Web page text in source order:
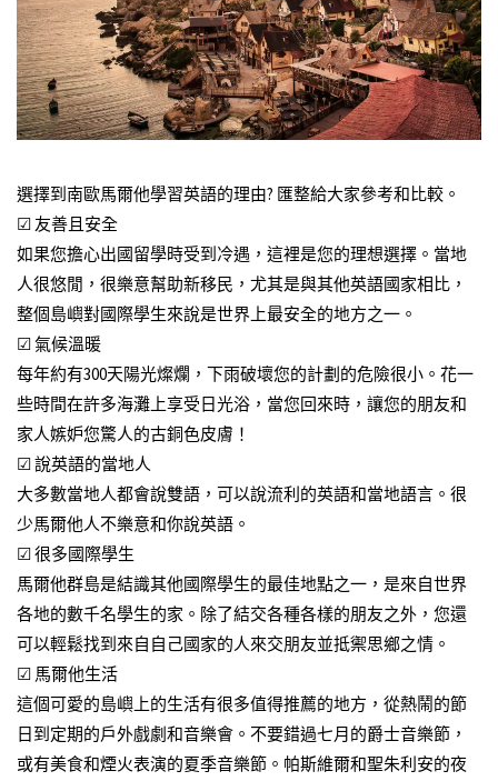
選擇到南歐馬爾他學習英語的理由? 匯整給大家參考和比較。
☑ 友善且安全
如果您擔心出國留學時受到冷遇，這裡是您的理想選擇。當地
人很悠閒，很樂意幫助新移民，尤其是與其他英語國家相比，
整個島嶼對國際學生來說是世界上最安全的地方之一。
☑ 氣候溫暖
每年約有300天陽光燦爛，下雨破壞您的計劃的危險很小。花一
些時間在許多海灘上享受日光浴，當您回來時，讓您的朋友和
家人嫉妒您驚人的古銅色皮膚！
☑ 說英語的當地人
大多數當地人都會說雙語，可以說流利的英語和當地語言。很
少馬爾他人不樂意和你說英語。
☑ 很多國際學生
馬爾他群島是結識其他國際學生的最佳地點之一，是來自世界
各地的數千名學生的家。除了結交各種各樣的朋友之外，您還
可以輕鬆找到來自自己國家的人來交朋友並抵禦思鄉之情。
☑ 馬爾他生活
這個可愛的島嶼上的生活有很多值得推薦的地方，從熱鬧的節
日到定期的戶外戲劇和音樂會。不要錯過七月的爵士音樂節，
或有美食和煙火表演的夏季音樂節。帕斯維爾和聖朱利安的夜